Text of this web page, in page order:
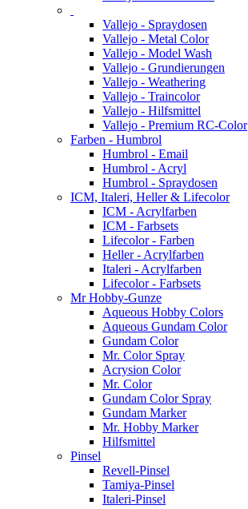
Vallejo - Spraydosen
Vallejo - Metal Color
Vallejo - Model Wash
Vallejo - Grundierungen
Vallejo - Weathering
Vallejo - Traincolor
Vallejo - Hilfsmittel
Vallejo - Premium RC-Color
Farben - Humbrol
Humbrol - Email
Humbrol - Acryl
Humbrol - Spraydosen
ICM, Italeri, Heller & Lifecolor
ICM - Acrylfarben
ICM - Farbsets
Lifecolor - Farben
Heller - Acrylfarben
Italeri - Acrylfarben
Lifecolor - Farbsets
Mr Hobby-Gunze
Aqueous Hobby Colors
Aqueous Gundam Color
Gundam Color
Mr. Color Spray
Acrysion Color
Mr. Color
Gundam Color Spray
Gundam Marker
Mr. Hobby Marker
Hilfsmittel
Pinsel
Revell-Pinsel
Tamiya-Pinsel
Italeri-Pinsel